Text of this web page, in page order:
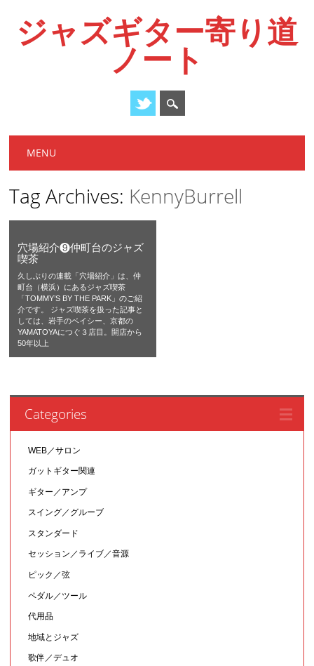
ジャズギター寄り道
ノート
Main menu
MENU
Tag Archives: KennyBurrell
穴場紹介❾仲町台のジャズ
喫茶
久しぶりの連載「穴場紹介」は、仲
町台（横浜）にあるジャズ喫茶
「TOMMY’S BY THE PARK」のご紹
介です。 ジャズ喫茶を扱った記事と
しては、岩手のベイシー、京都の
YAMATOYAにつぐ３店目。開店から
50年以上
Categories
WEB／サロン
ガットギター関連
ギター／アンプ
スイング／グルーブ
スタンダード
セッション／ライブ／音源
ピック／弦
ペダル／ツール
代用品
地域とジャズ
歌伴／デュオ